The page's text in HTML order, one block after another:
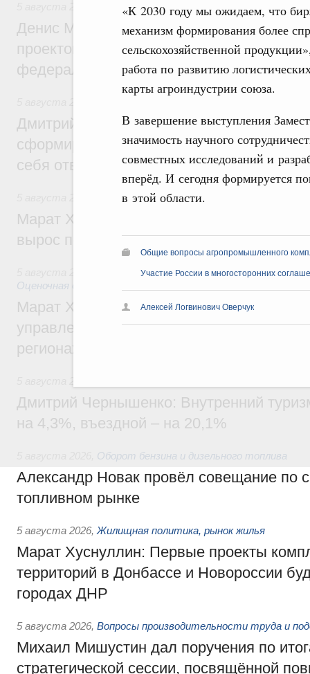
«К 2030 году мы ожидаем, что
механизм формирования более
сельскохозяйственной
работа по развитию
карты агроиндустрии союза.
В завершение выступления
значимость научного
совместных исследований и
вперёд. И сегодня формируется
в этой области.
Общие вопросы агропромышленного
Участие России в многосторонних
Алексей Логвинович Оверчук
Инструменты развития территорий.
Денис Мантуров провёл совещание по
проектов института кураторства в
федеральном округе
Дмитрий Чернышенко: Всемирный
сформировал целое сообщество людей,
себя ответственность за будущее
Национальный проект «Инфраструктура
Марат Хуснуллин: Ввод нежилых зданий
вырос почти на треть
Земельные отношения. Кадастровая
Оценочная деятельность
Марат Хуснуллин: По решению
управление «ДОМ.РФ» перейдёт более
регионах
Дмитрий Чернышенко: Внутренний
на 4,3%, въездной – на 20,1%
Оборот бензина и дизельного топлива
Александр Новак провёл совещание по
топливном рынке
5 августа 2026, Жилищная политика, рынок жилья
Марат Хуснуллин: Первые проекты
территорий в Донбассе и Новороссии
городах ДНР
5 августа 2026, Вопросы производительности труда и
Михаил Мишустин дал поручения по
стратегической сессии, посвящённой